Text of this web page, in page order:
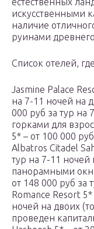
искусственными
наличие
руинами
Список отелей,
Jasmine Palace
на 7-11 ночей на
000 руб за тур на
горками для
5* – от 100 000
Albatros Citadel
тур на 7-11 ночей
панорамными
от 148 000 руб за
Romance Resort
ночей на двоих
проведен